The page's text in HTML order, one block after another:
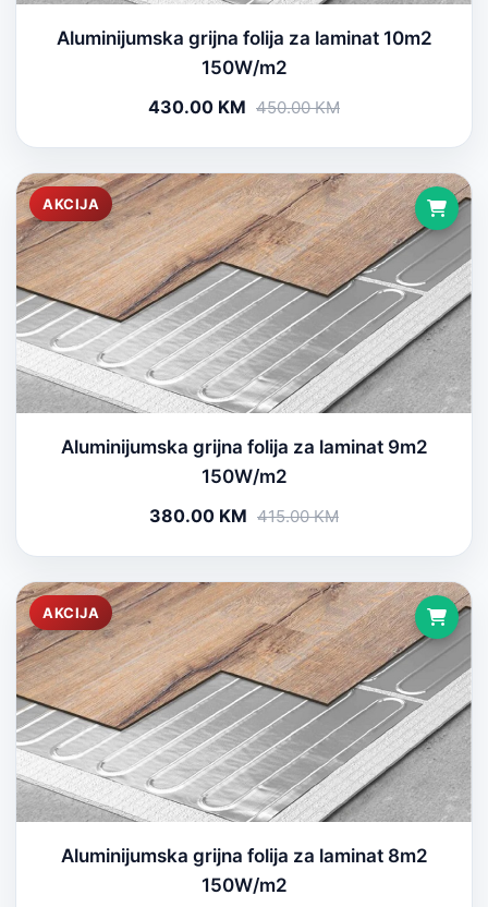
Aluminijumska grijna folija za laminat 10m2
150W/m2
430.00 KM 450.00 KM
AKCIJA
Aluminijumska grijna folija za laminat 9m2
150W/m2
380.00 KM 415.00 KM
AKCIJA
Aluminijumska grijna folija za laminat 8m2
150W/m2